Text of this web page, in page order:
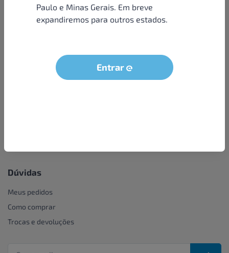
Paulo e Minas Gerais. Em breve
expandiremos para outros estados.
Entrar
Sobre nós
Condições e termos
Seja um parceiro
LGPD - Solicitação dos dados do titular
Dúvidas
Meus pedidos
Como comprar
Trocas e devoluções